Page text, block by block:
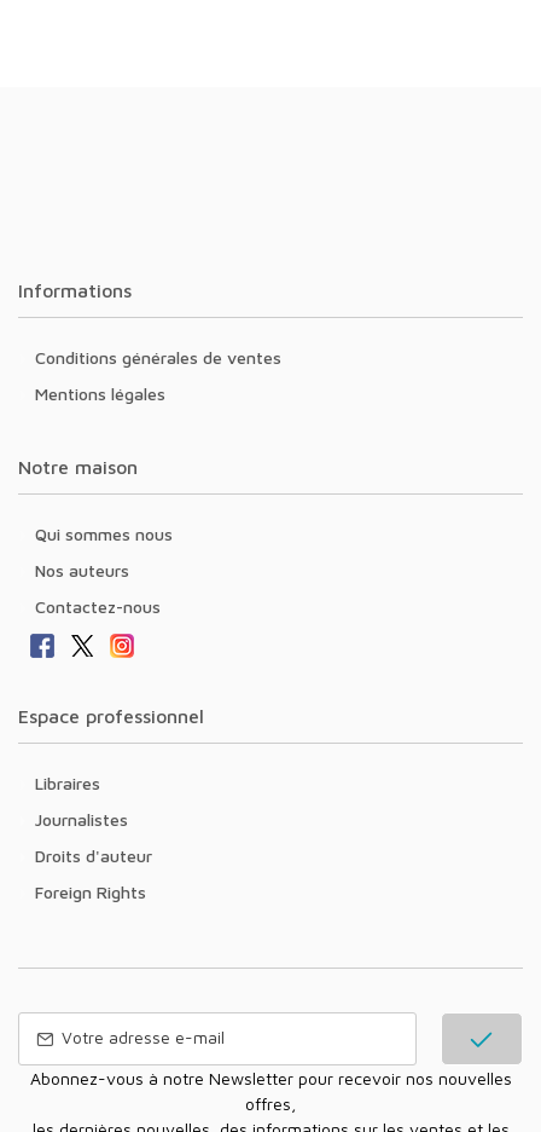
Informations
Conditions générales de ventes
Mentions légales
Notre maison
Qui sommes nous
Nos auteurs
Contactez-nous
Espace professionnel
Libraires
Journalistes
Droits d'auteur
Foreign Rights
Abonnez-vous à notre Newsletter pour recevoir nos nouvelles
offres,